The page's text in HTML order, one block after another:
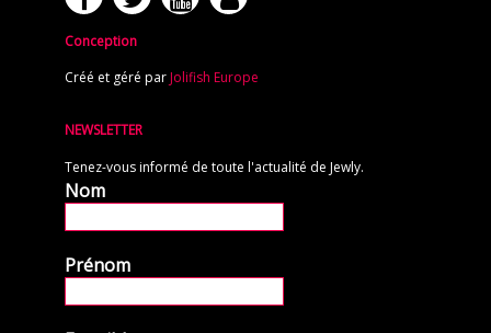
Conception
Créé et géré par Jolifish Europe
NEWSLETTER
Tenez-vous informé de toute l'actualité de Jewly.
Nom
Prénom